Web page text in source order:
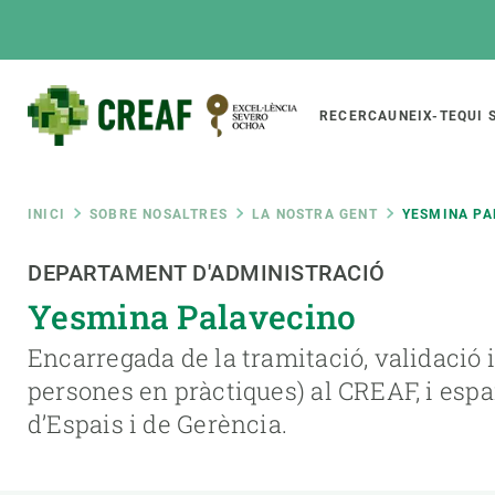
Main
RECERCAUNEIX-TEQUI
Fil
d'ariadna
INICI SOBRE NOSALTRES LA NOSTRA GENT YESMINA
DEPARTAMENT D'ADMINISTRACIÓ
Yesmina Palavecino
Encarregada de la tramitació,
persones en pràctiques) al CREAF, i
d’Espais i de Gerència.
Featured
responsive
INTRANET
Responsive
menu
SOBRE NOSALTRES
El Centre
Organització institucional
Transparència
Directori de recerca
Biodiversitat